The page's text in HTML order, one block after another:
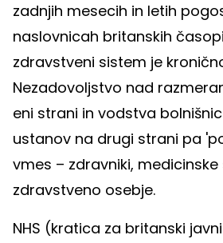
zadnjih mesecih in letih
naslovnicah britanskih
zdravstveni sistem je
Nezadovoljstvo nad
eni strani in vodstva
ustanov na drugi strani pa
vmes – zdravniki,
zdravstveno osebje.
NHS (kratica za britanski